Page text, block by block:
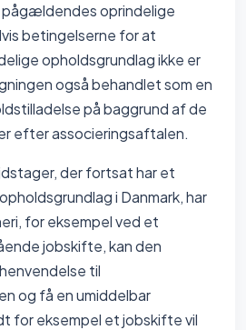
oprindelige
betingelserne for at
opholdsgrundlag ikke er
også behandlet som en
på baggrund af de
efter associeringsaftalen.
der fortsat har et
i Danmark, har
for eksempel ved et
jobskifte, kan den
til
og få en umiddelbar
for eksempel et jobskifte vil